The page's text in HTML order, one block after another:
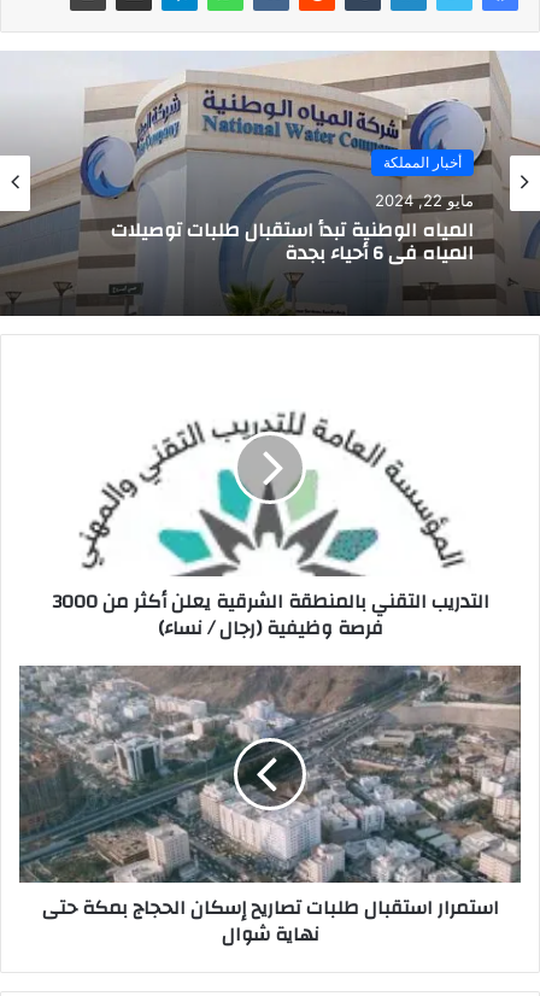
أخبار المملكة
مايو 22, 2024
المياه الوطنية تبدأ استقبال طلبات توصيلات
المياه في 6 أحياء بجدة
التدريب التقني بالمنطقة الشرقية يعلن أكثر من 3000
فرصة وظيفية (رجال / نساء)
استمرار استقبال طلبات تصاريح إسكان الحجاج بمكة حتى
نهاية شوال